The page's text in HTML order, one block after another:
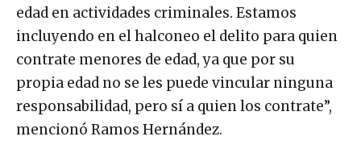
edad en actividades criminales. Estamos
incluyendo en el halconeo el delito para quien
contrate menores de edad, ya que por su
propia edad no se les puede vincular ninguna
responsabilidad, pero sí a quien los contrate”,
mencionó Ramos Hernández.